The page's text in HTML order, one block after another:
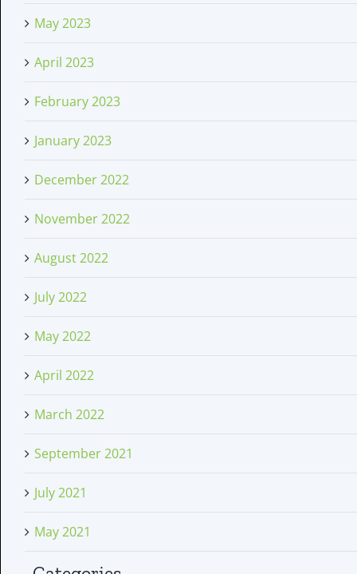
May 2023
April 2023
February 2023
January 2023
December 2022
November 2022
August 2022
July 2022
May 2022
April 2022
March 2022
September 2021
July 2021
May 2021